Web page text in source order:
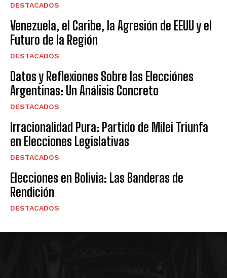
DESTACADOS
Venezuela, el Caribe, la Agresión de EEUU y el
Futuro de la Región
DESTACADOS
Datos y Reflexiones Sobre las Elecciónes
Argentinas: Un Análisis Concreto
DESTACADOS
Irracionalidad Pura: Partido de Milei Triunfa
en Elecciones Legislativas
DESTACADOS
Elecciones en Bolivia: Las Banderas de
Rendición
DESTACADOS